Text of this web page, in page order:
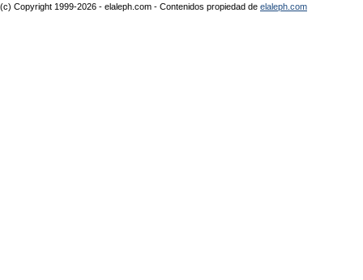
(c) Copyright 1999-2026 - elaleph.com - Contenidos propiedad de elaleph.com